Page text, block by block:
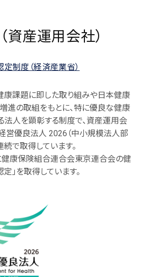
資産運用会社）
制度（経済産業省）
康課題に即した取り組みや日本健康
進の取組をもとに、特に優良な健康
法人を顕彰する制度で、資産運用会
経営優良法人 2026（中小規模法人部
続で取得しています。
健康保険組合連合会東京連合会の健
」を取得しています。